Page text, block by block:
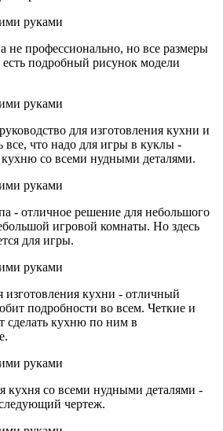
не профессионально, но все размеры
подробный рисунок модели
для изготовления кухни и
все, что надо для игры в куклы -
со всеми нудными деталями.
- отличное решение для небольшого
игровой комнаты. Но здесь
для игры.
кухни - отличный
подробности во всем. Четкие и
сделать кухню по ним в
кухня со всеми нудными деталями -
следующий чертеж.